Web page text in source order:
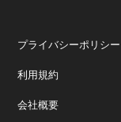
プライバシーポリシー
利用規約
会社概要